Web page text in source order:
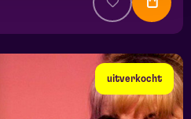
uitverkocht